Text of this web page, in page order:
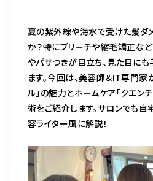
夏の紫外線や海水で受けた髪ダ
か？特にブリーチや縮毛矯正な
やパサつきが目立ち、見た目に
ます。今回は、美容師＆IT専門家
ル」の魅力とホームケア「クエン
術をご紹介します。サロンでも自
容ライター風に解説！
BLOG
098-